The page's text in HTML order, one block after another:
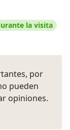
la visita
por
pueden
opiniones.